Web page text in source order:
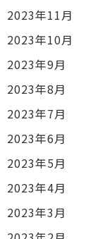
2023年11月
2023年10月
2023年9月
2023年8月
2023年7月
2023年6月
2023年5月
2023年4月
2023年3月